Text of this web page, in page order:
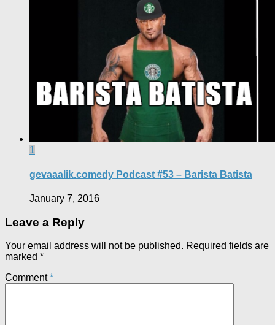
1
gevaaalik.comedy Podcast #53 – Barista Batista
January 7, 2016
Leave a Reply
Your email address will not be published. Required fields are
marked *
Comment*